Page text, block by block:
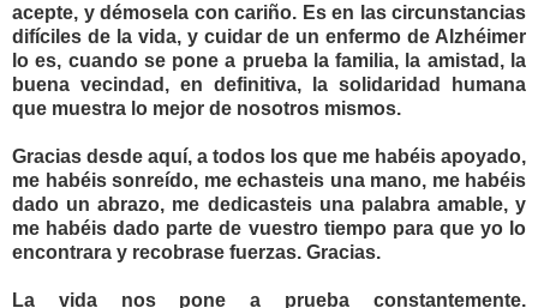
acepte, y démosela con cariño. Es en las circunstancias
difíciles de la vida, y cuidar de un enfermo de Alzhéimer
lo es, cuando se pone a prueba la familia, la amistad, la
buena vecindad, en definitiva, la solidaridad humana
que muestra lo mejor de nosotros mismos.
Gracias desde aquí, a todos los que me habéis apoyado,
me habéis sonreído, me echasteis una mano, me habéis
dado un abrazo, me dedicasteis una palabra amable, y
me habéis dado parte de vuestro tiempo para que yo lo
encontrara y recobrase fuerzas. Gracias.
La vida nos pone a prueba constantemente.